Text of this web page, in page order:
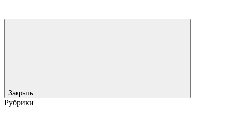
Закрыть
Рубрики